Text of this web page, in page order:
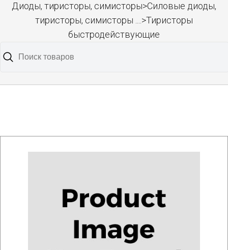
Диоды, тиристоры, симисторы>Силовые диоды,
тиристоры, симисторы ....>Тиристоры
быстродействующие